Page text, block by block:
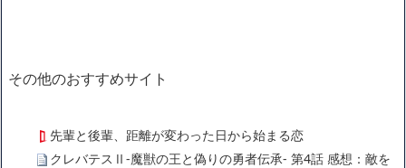
その他のおすすめサイト
先輩と後輩、距離が変わった日から始まる恋
クレバテスⅡ-魔獣の王と偽りの勇者伝承- 第4話 感想：敵を